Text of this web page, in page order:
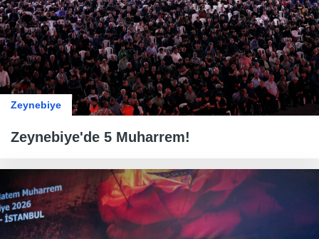
Zeynebiye
Zeynebiye'de 5 Muharrem!